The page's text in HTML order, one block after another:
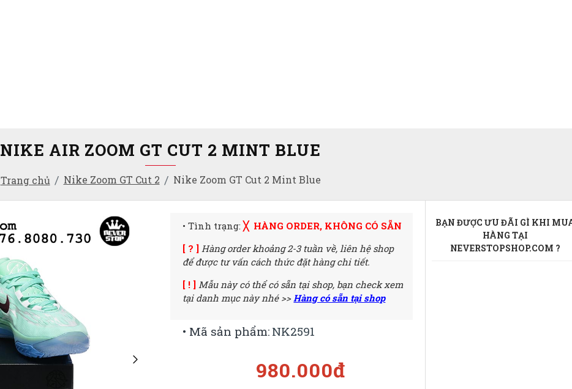
Trang chủ Nike Zoom GT Cut 2 Nike Zoom GT Cut 2 Mint Blue
NIKE AIR ZOOM GT CUT 2 MINT BLUE
980.000đ
• Mã sản phẩm: NK2591
• Tình trạng:╳ HÀNG ORDER, KHÔNG CÓ SẴN
[ ? ] Hàng order khoảng 2-3 tuần về,liên hệ shop
để được tư vấn cách thức đặt hàng chi tiết.
[ ! ] Mẫu này có thể có sẵn tại shop, bạn check xem
tại danh mục này nhé >>Hàng có sẵn tại shop
BẠN ĐƯỢC ƯU ĐÃI GÌ KHI
HÀNG TẠI
NEVERSTOPSHOP.COM ?